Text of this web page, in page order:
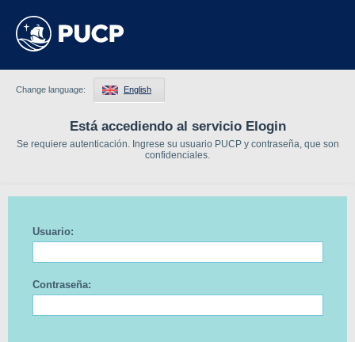
Está accediendo al servicio Elogin
Se requiere autenticación. Ingrese su usuario PUCP y contraseña, que son
confidenciales.
Change language: English
Usuario:
Contraseña: